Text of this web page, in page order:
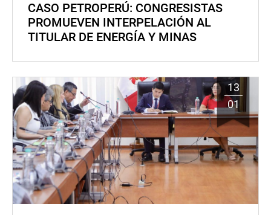
CASO PETROPERÚ: CONGRESISTAS
PROMUEVEN INTERPELACIÓN AL
TITULAR DE ENERGÍA Y MINAS
13
01